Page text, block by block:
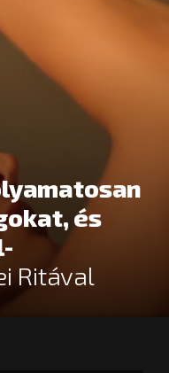
és
Ritával